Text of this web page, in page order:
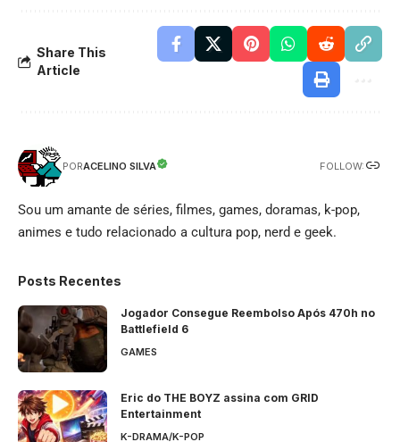
Share This
Article
PORACELINO SILVA FOLLOW:
Sou um amante de séries, filmes, games, doramas, k-pop,
animes e tudo relacionado a cultura pop, nerd e geek.
Posts Recentes
Jogador Consegue Reembolso Após 470h no
Battlefield 6
GAMES
Eric do THE BOYZ assina com GRID
Entertainment
K-DRAMA/K-POP